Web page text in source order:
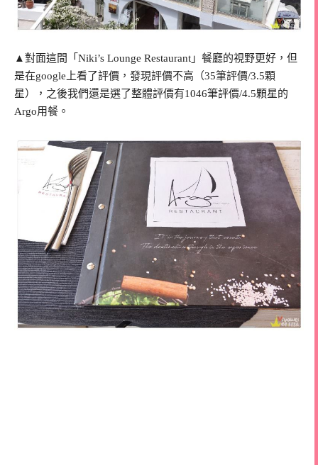
▲對面這間「Niki’s Lounge Restaurant」餐廳的視野更好，但
是在google上看了評價，發現評價不高（35筆評價/3.5顆
星），之後我們還是選了整體評價有1046筆評價/4.5顆星的
Argo用餐。